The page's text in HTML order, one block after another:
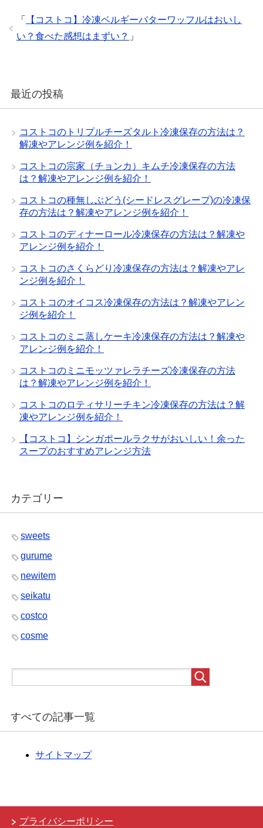
「
【コストコ】冷凍ベルギーバターワッフルはおいし
い？食べた感想はまずい？ 」
最近の投稿
コストコのトリプルチーズタルト冷凍保存の方法は？
解凍やアレンジ例を紹介！
コストコの宗家（チョンカ）キムチ冷凍保存の方法
は？解凍やアレンジ例を紹介！
コストコの種無しぶどう(シードレスグレープ)の冷凍保
存の方法は？解凍やアレンジ例を紹介！
コストコのディナーロール冷凍保存の方法は？解凍や
アレンジ例を紹介！
コストコのさくらどり冷凍保存の方法は？解凍やアレ
ンジ例を紹介！
コストコのオイコス冷凍保存の方法は？解凍やアレン
ジ例を紹介！
コストコのミニ蒸しケーキ冷凍保存の方法は？解凍や
アレンジ例を紹介！
コストコのミニモッツァレラチーズ冷凍保存の方法
は？解凍やアレンジ例を紹介！
コストコのロティサリーチキン冷凍保存の方法は？解
凍やアレンジ例を紹介！
【コストコ】シンガポールラクサがおいしい！余った
スープのおすすめアレンジ方法
カテゴリー
sweets
gurume
newitem
seikatu
costco
cosme
すべての記事一覧
サイトマップ
プライバシーポリシー